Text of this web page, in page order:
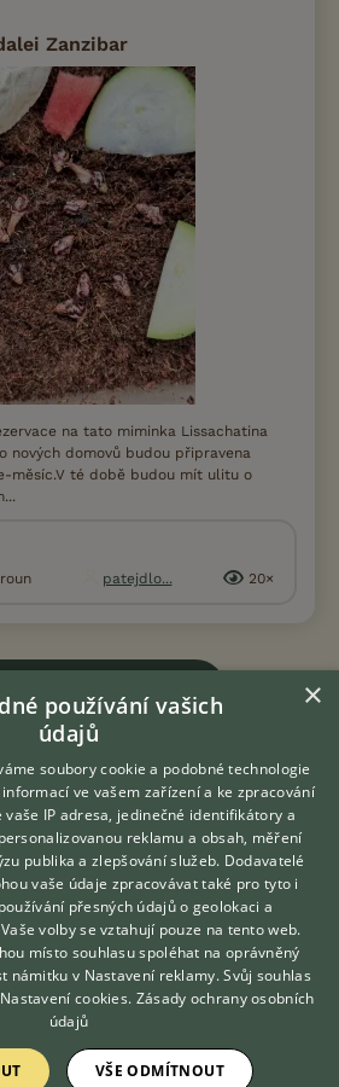
Zanzibar
na tato miminka Lissachatina
nových domovů budou připravena
měsíc.V té době budou mít ulitu o
patejdlo... 20×
DO REDAKCE WEBU
redakce@ifauna.cz
nonstop
STRÁNKA
INZERCE
DISKUSE
Hledáte zvířecího kamaráda?
Zdarma vám poradí
VETERINÁŘ ONLINE
KONZULTOVAT S
VETERINÁŘEM
×
používání vašich
údajů
soubory cookie a podobné technologie
ve vašem zařízení a ke zpracování
IP adresa, jedinečné identifikátory a
reklamu a obsah, měření
publika a zlepšování služeb. Dodavatelé
vaše údaje zpracovávat také pro tyto i
přesných údajů o geolokaci a
volby se vztahují pouze na tento web.
místo souhlasu spoléhat na oprávněný
námitku v Nastavení reklamy. Svůj souhlas
Nastavení cookies. Zásady ochrany osobních
údajů
VŠE ODMÍTNOUT